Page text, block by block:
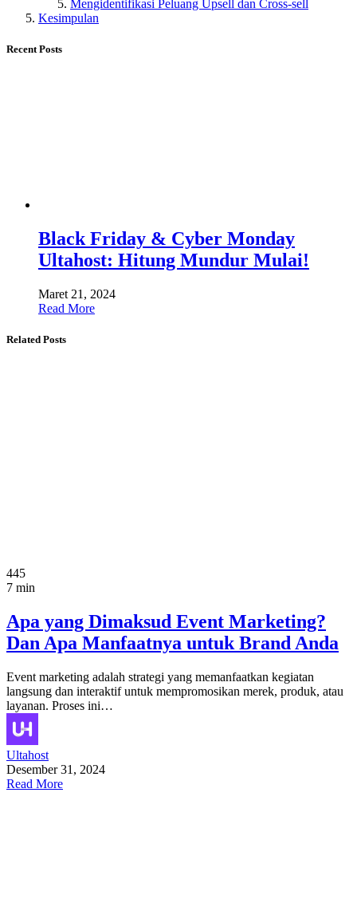
Mengidentifikasi Peluang Upsell dan Cross-sell
Kesimpulan
Recent Posts
Black Friday & Cyber ​​Monday
Ultahost: Hitung Mundur Mulai!
Maret 21, 2024
Read More
Related Posts
445
7 min
Apa yang Dimaksud Event Marketing?
Dan Apa Manfaatnya untuk Brand Anda
Event marketing adalah strategi yang memanfaatkan kegiatan
langsung dan interaktif untuk mempromosikan merek, produk, atau
layanan. Proses ini…
Ultahost
Desember 31, 2024
Read More